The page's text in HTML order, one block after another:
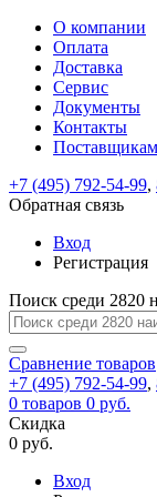
Вход
test@example.com
отправлена
по
ней
завершения
регистрации.
Ок
Запомнить
меня
Восстановление
пароля
Заполните
форму.
Мы
отправим
ссылку
указанный
электронный
перейдя
по
которой
вы
задать
На
вашу
почту
test@test.ru
ссылка.
Перейдите
по
для
смены
пароля.
Введите
новый
пароль
Сменить
Пароль
успешно
восстановлен
Обратная
связь
Сообщение
сообщение
успешно
отправлено.
О компании
Оплата
Доставка
Сервис
Документы
Контакты
Поставщикам
+7 (495) 792-54-99,
Обратная связь
Вход
Регистрация
Поиск среди 2820
Сравнение товаров
+7 (495) 792-54-99,
0 товаров 0 руб.
Скидка
0 руб.
Вход